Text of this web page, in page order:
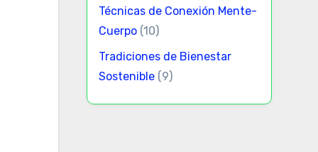
Técnicas de Conexión Mente-
Cuerpo(10)
Tradiciones de Bienestar
Sostenible(9)